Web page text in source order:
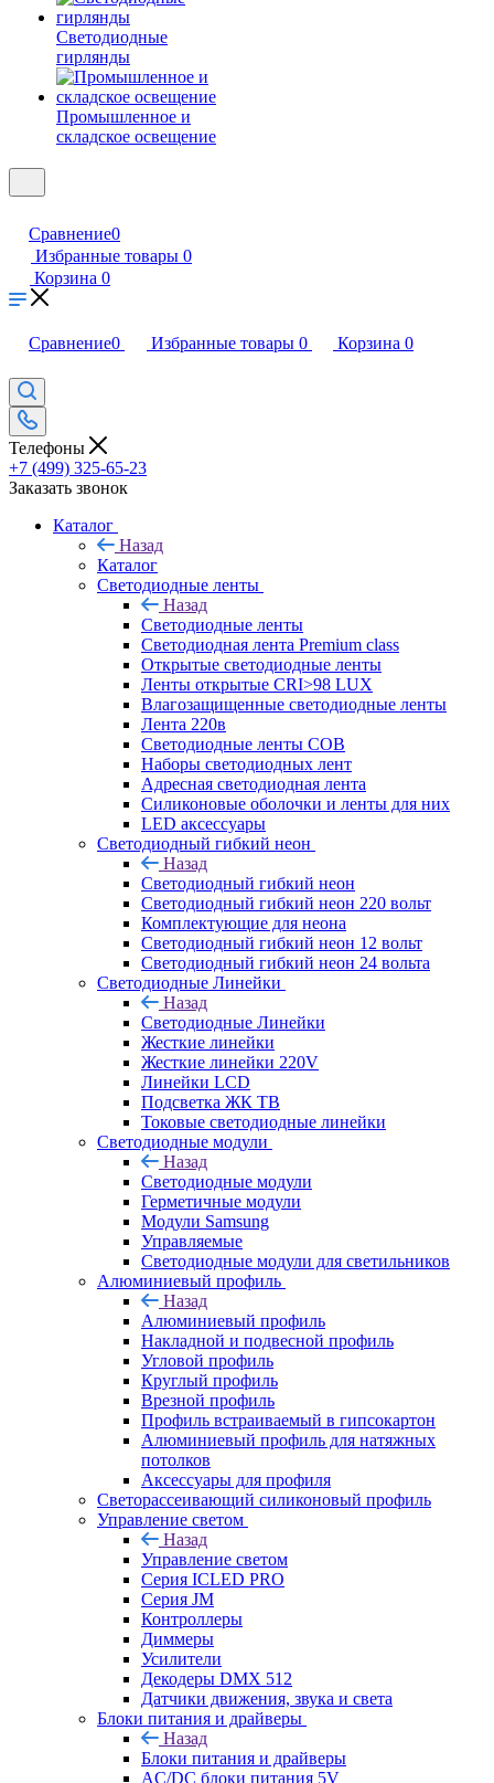
Светодиодные
гирлянды
Промышленное и
складское освещение
Сравнение0
Избранные товары 0
Корзина 0
Сравнение0 Избранные товары 0 Корзина 0
Телефоны
+7 (499) 325-65-23
Заказать звонок
Каталог
Назад
Каталог
Светодиодные ленты
Назад
Светодиодные ленты
Светодиодная лента Premium class
Открытые светодиодные ленты
Ленты открытые CRI>98 LUX
Влагозащищенные светодиодные ленты
Лента 220в
Светодиодные ленты COB
Наборы светодиодных лент
Адресная светодиодная лента
Силиконовые оболочки и ленты для них
LED аксессуары
Светодиодный гибкий неон
Назад
Светодиодный гибкий неон
Светодиодный гибкий неон 220 вольт
Комплектующие для неона
Светодиодный гибкий неон 12 вольт
Светодиодный гибкий неон 24 вольта
Светодиодные Линейки
Назад
Светодиодные Линейки
Жесткие линейки
Жесткие линейки 220V
Линейки LCD
Подсветка ЖК ТВ
Токовые светодиодные линейки
Светодиодные модули
Назад
Светодиодные модули
Герметичные модули
Модули Samsung
Управляемые
Светодиодные модули для светильников
Алюминиевый профиль
Назад
Алюминиевый профиль
Накладной и подвесной профиль
Угловой профиль
Круглый профиль
Врезной профиль
Профиль встраиваемый в гипсокартон
Алюминиевый профиль для натяжных
потолков
Аксессуары для профиля
Светорассеивающий силиконовый профиль
Управление светом
Назад
Управление светом
Серия ICLED PRO
Серия JM
Контроллеры
Диммеры
Усилители
Декодеры DMX 512
Датчики движения, звука и света
Блоки питания и драйверы
Назад
Блоки питания и драйверы
AC/DC блоки питания 5V